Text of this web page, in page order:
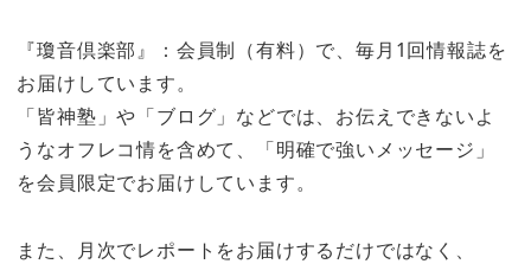
『瓊音倶楽部』：会員制（有料）で、毎月1回情報誌を
お届けしています。
「皆神塾」や「ブログ」などでは、お伝えできないよ
うなオフレコ情を含めて、「明確で強いメッセージ」
を会員限定でお届けしています。
また、月次でレポートをお届けするだけではなく、